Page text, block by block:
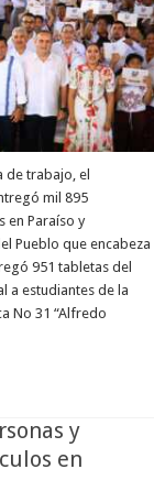
de trabajo, el
mil 895
en Paraíso y
Pueblo que encabeza
951 tabletas del
a estudiantes de la
No 31 “Alfredo
y
en